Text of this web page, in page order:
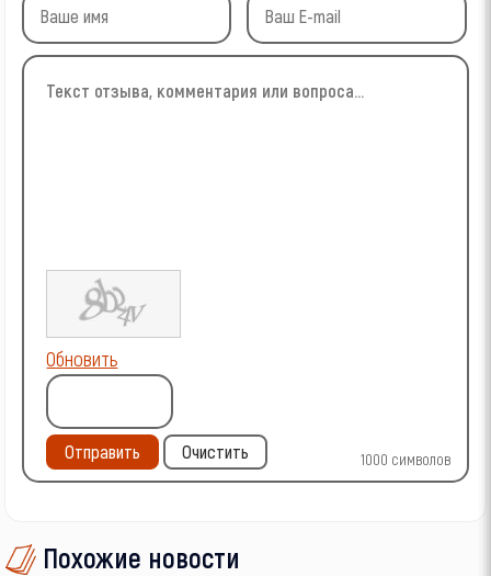
1000 символов
Обновить
Отправить Очистить
Похожие новости